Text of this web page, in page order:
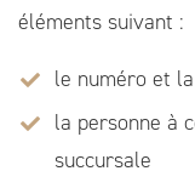
éléments suivant :
le numéro et
la personne à
succursale